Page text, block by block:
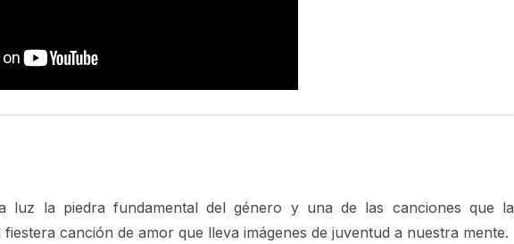
luz la piedra fundamental del género y una de las canciones que la
canción de amor que lleva imágenes de juventud a nuestra mente.